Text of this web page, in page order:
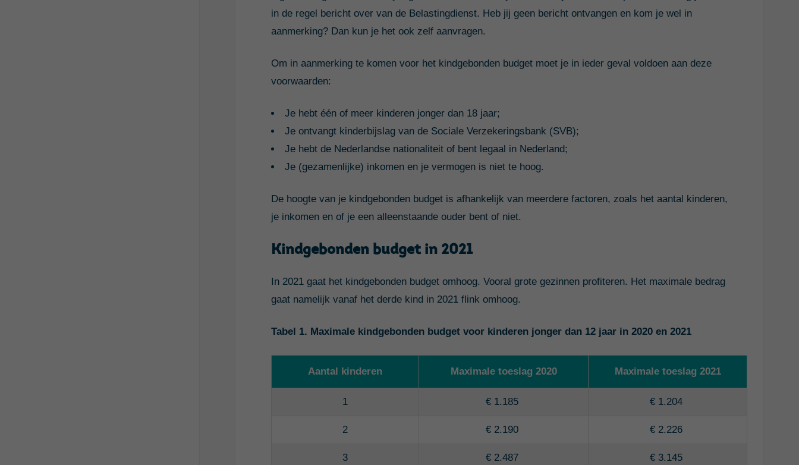
in de regel bericht over van de Belastingdienst. Heb jij geen bericht ontvangen en kom je wel in
aanmerking? Dan kun je het ook zelf aanvragen.
Om in aanmerking te komen voor het kindgebonden budget moet je in ieder geval voldoen aan deze
voorwaarden:
Je hebt één of meer kinderen jonger dan 18 jaar;
Je ontvangt kinderbijslag van de Sociale Verzekeringsbank (SVB);
Je hebt de Nederlandse nationaliteit of bent legaal in Nederland;
Je (gezamenlijke) inkomen en je vermogen is niet te hoog.
De hoogte van je kindgebonden budget is afhankelijk van meerdere factoren, zoals het aantal kinderen,
je inkomen en of je een alleenstaande ouder bent of niet.
Kindgebonden budget in 2021
In 2021 gaat het kindgebonden budget omhoog. Vooral grote gezinnen profiteren. Het maximale bedrag
gaat namelijk vanaf het derde kind in 2021 flink omhoog.
Tabel 1. Maximale kindgebonden budget voor kinderen jonger dan 12 jaar in 2020 en 2021
Aantal kinderen Maximale toeslag 2020 Maximale toeslag 2021
1 € 1.185 € 1.204
2 € 2.190 € 2.226
3 € 2.487 € 3.145